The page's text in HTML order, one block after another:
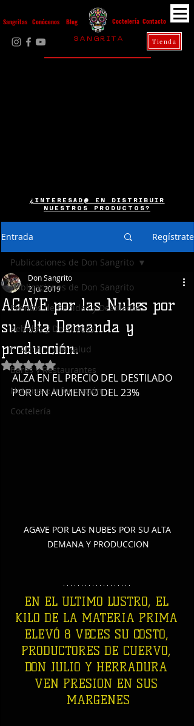
Sangritas Conócenos Contacto
Blog Coctelería
Tienda
S A N G R I T A
¿INTERESAD@ EN DISTRIBUIR
NUESTROS PRODUCTOS?
Entrada Regístrate
Publicaciones de Don Sangrito
Eventos de Bebidas y Destilados
Bebidas y Destilados
El Alcohol y la Salud
Bares y Restaurantes
Noticias e Información
Coctelería
Publicaciones de Don Sangrito
AGAVE por las Nubes por
su Alta Demanda y
producción.
Don Sangrito
2 jul 2019
Obtuvo NaN de 5 estrellas.
ALZA EN EL PRECIO DEL DESTILADO
POR UN AUMENTO DEL 23%
AGAVE POR LAS NUBES POR SU ALTA
DEMANA Y PRODUCCION
EN EL ULTIMO LUSTRO, EL
KILO DE LA MATERIA PRIMA
ELEVÓ 8 VECES SU COSTO,
PRODUCTORES DE CUERVO,
DON JULIO Y HERRADURA
VEN PRESION EN SUS
MARGENES